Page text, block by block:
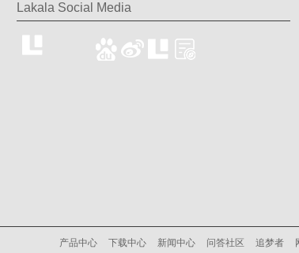
Lakala Social Media
产品中心 下载中心 新闻中心 问答社区 追梦者